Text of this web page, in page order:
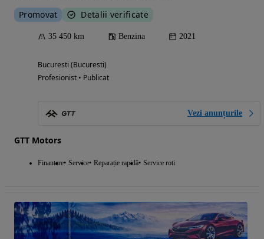
Promovat Detalii verificate
35 450 km Benzina 2021
Bucuresti (Bucuresti)
Profesionist • Publicat
Vezi anunțurile
GTT Motors
Finantare Service Reparație rapidă Service roti